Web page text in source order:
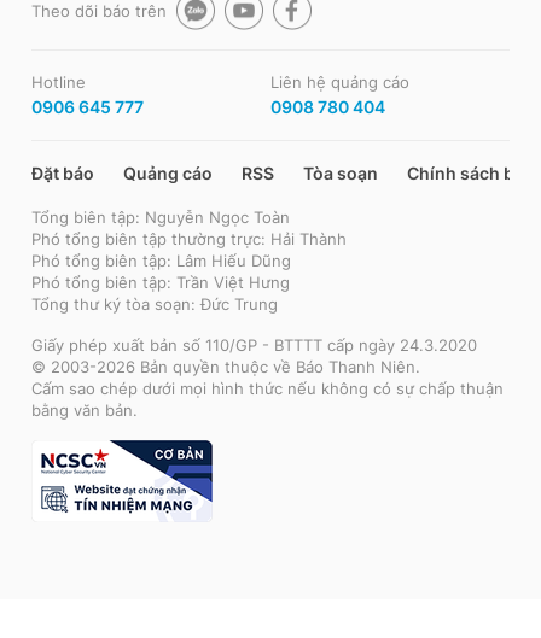
Theo dõi báo trên
Hotline
0906 645 777
Liên hệ quảng cáo
0908 780 404
Đặt báo Quảng cáo RSS Tòa soạn Chính sách bảo
Tổng biên tập: Nguyễn Ngọc Toàn
Phó tổng biên tập thường trực: Hải Thành
Phó tổng biên tập: Lâm Hiếu Dũng
Phó tổng biên tập: Trần Việt Hưng
Tổng thư ký tòa soạn: Đức Trung
Giấy phép xuất bản số 110/GP - BTTTT cấp ngày 24.3.2020
© 2003-2026 Bản quyền thuộc về Báo Thanh Niên.
Cấm sao chép dưới mọi hình thức nếu không có sự chấp thuận
bằng văn bản.